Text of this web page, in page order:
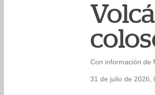
Con información de
31 de julio de 2026,